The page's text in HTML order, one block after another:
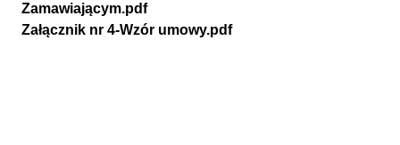
Zamawiającym.pdf
Załącznik nr 4-Wzór umowy.pdf